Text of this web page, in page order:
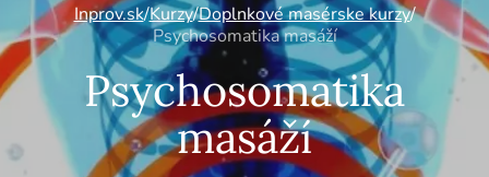
Inprov.sk/Kurzy/Doplnkové masérske kurzy/
Psychosomatika masáží
Psychosomatika
masáží